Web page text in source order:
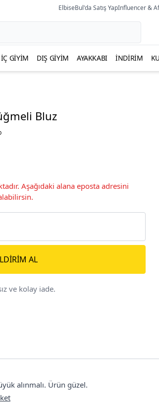
ElbiseBul'da Satış YapInfluencer &
İÇ GIYIM DIŞ GIYIM AYAKKABI İNDIRIM
Bluz
Aşağıdaki alana eposta adresini
AL
ve kolay iade.
alınmalı. Ürün güzel.